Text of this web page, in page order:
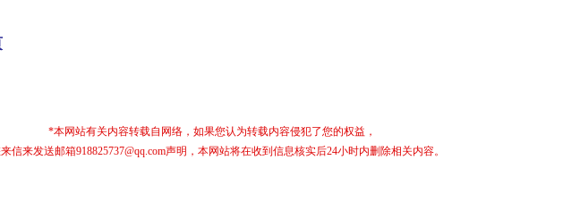
*本网站有关内容转载自网络，如果您认为转载内容侵犯了您的权益，
信来发送邮箱918825737@qq.com声明，本网站将在收到信息核实后24小时内删除相关内容。